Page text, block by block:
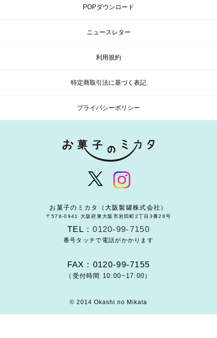
POPダウンロード
ニュースレター
利用規約
特定商取引法に基づく表記
プライバシーポリシー
お菓子のミカタ（大阪製罐株式会社）
〒578-0941 大阪府東大阪市岩田町2丁目3番28号
TEL：0120-99-7150
番号タッチで電話がかかります
FAX：0120-99-7155
（受付時間 10:00~17:00）
© 2014 Okashi no Mikata